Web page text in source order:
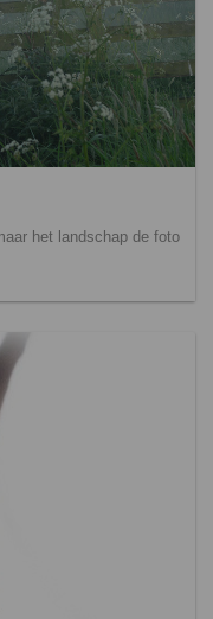
het landschap de foto